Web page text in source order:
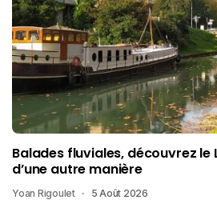
Balades fluviales, découvrez
d’une autre manière
Yoan Rigoulet 5 Août 2026